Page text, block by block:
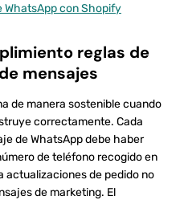
WhatsApp con Shopify
reglas de
mensajes
de manera sostenible cuando
correctamente. Cada
de WhatsApp debe haber
de teléfono recogido en
actualizaciones de pedido no
de marketing. El